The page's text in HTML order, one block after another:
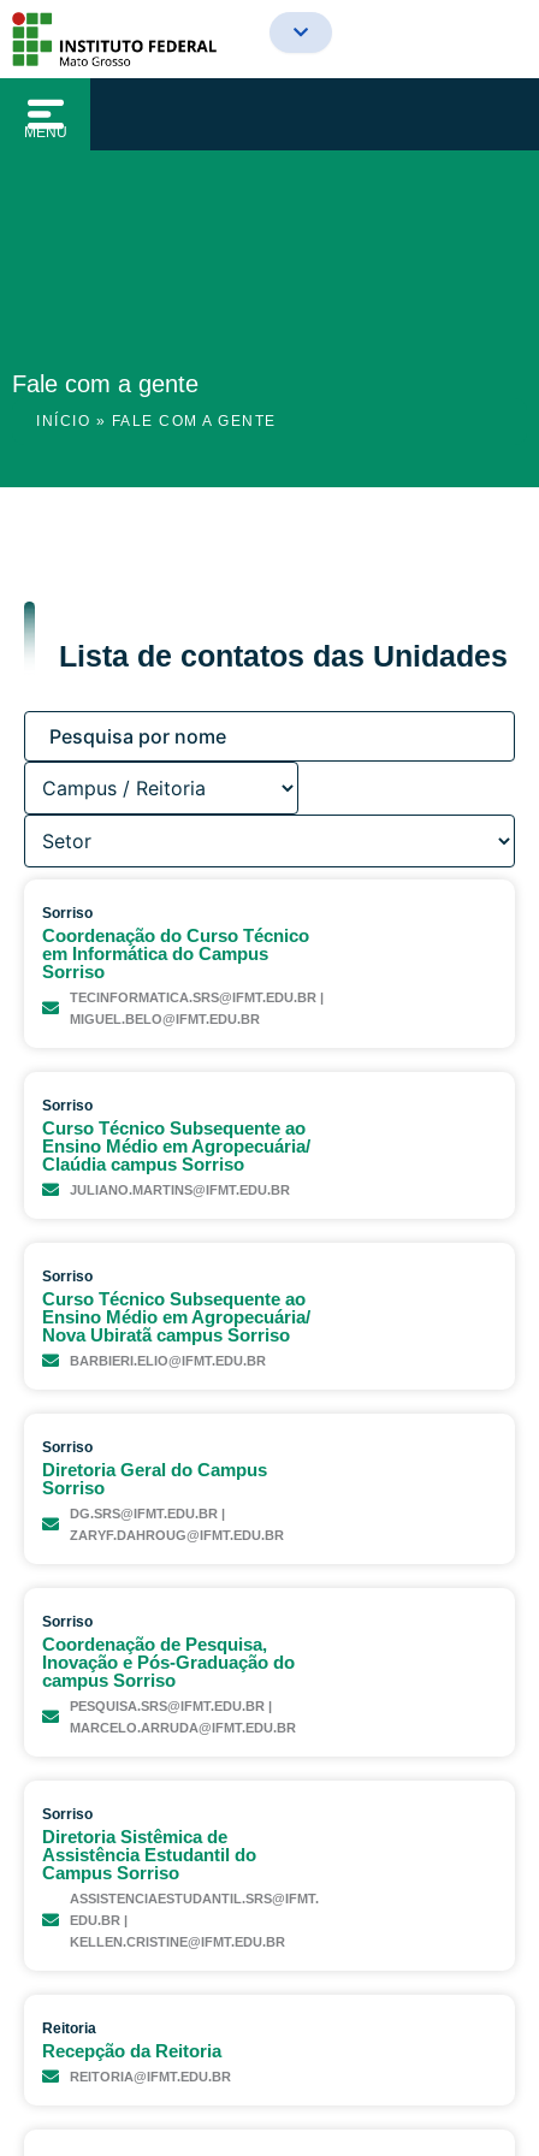
conteúdo
para
conteúdo
MENU
Fale com a gente
INÍCIO » FALE COM A GENTE
Lista de contatos das Unidades
Sorriso
Coordenação do Curso Técnico
em Informática do Campus
Sorriso
TECINFORMATICA.SRS@IFMT.EDU.BR |
MIGUEL.BELO@IFMT.EDU.BR
Sorriso
Curso Técnico Subsequente ao
Ensino Médio em Agropecuária/
Claúdia campus Sorriso
JULIANO.MARTINS@IFMT.EDU.BR
Sorriso
Curso Técnico Subsequente ao
Ensino Médio em Agropecuária/
Nova Ubiratã campus Sorriso
BARBIERI.ELIO@IFMT.EDU.BR
Sorriso
Diretoria Geral do Campus
Sorriso
DG.SRS@IFMT.EDU.BR |
ZARYF.DAHROUG@IFMT.EDU.BR
Sorriso
Coordenação de Pesquisa,
Inovação e Pós-Graduação do
campus Sorriso
PESQUISA.SRS@IFMT.EDU.BR |
MARCELO.ARRUDA@IFMT.EDU.BR
Sorriso
Diretoria Sistêmica de
Assistência Estudantil do
Campus Sorriso
ASSISTENCIAESTUDANTIL.SRS@IFMT.
EDU.BR |
KELLEN.CRISTINE@IFMT.EDU.BR
Reitoria
Recepção da Reitoria
REITORIA@IFMT.EDU.BR